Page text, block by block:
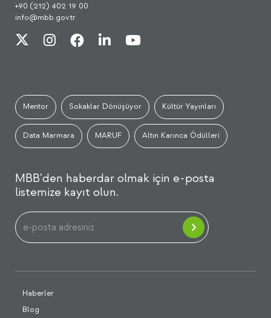
+90 (212) 402 19 00
info@mbb.gov.tr
Mentor Sokaklar Dönüşüyor Kültür Yayınları
Data Marmara MARUF Altın Karınca Ödülleri
MBB'den haberdar olmak için e-posta
listemize kayıt olun.
Haberler
Blog